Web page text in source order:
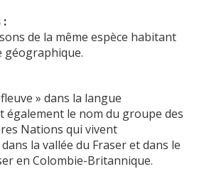
:
de la même espèce habitant
géographique.
» dans la langue
également le nom du groupe des
Nations qui vivent
la vallée du Fraser et dans le
en Colombie-Britannique.